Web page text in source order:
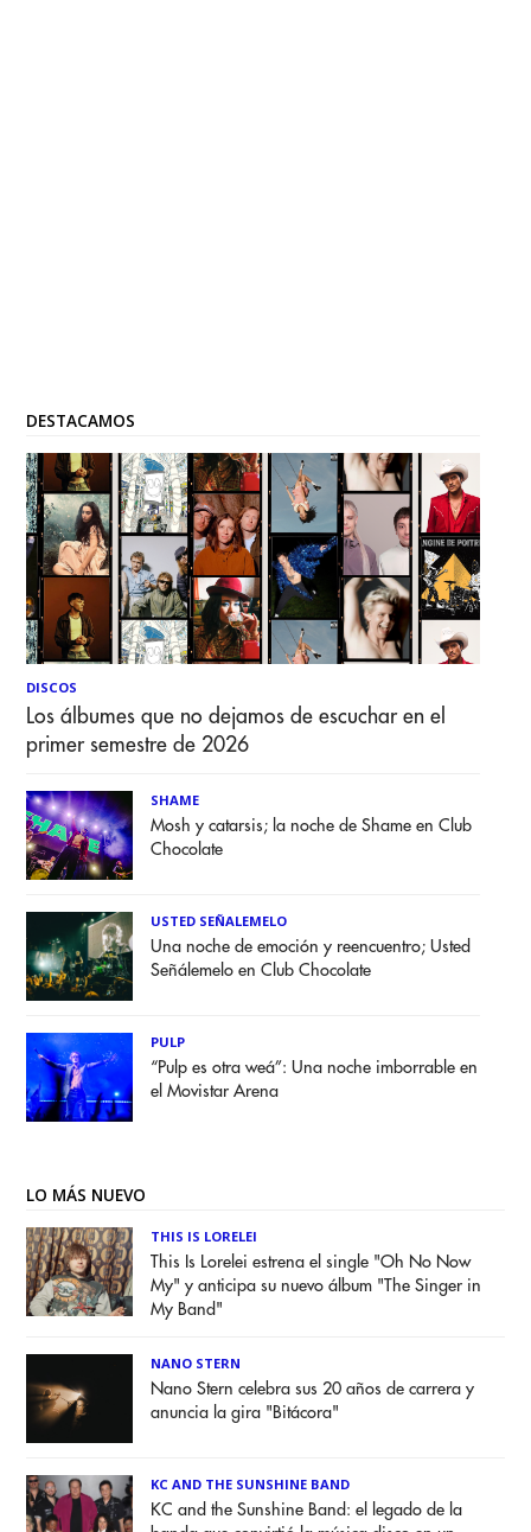
DESTACAMOS
DISCOS
Los álbumes que no dejamos de escuchar en el
primer semestre de 2026
SHAME
Mosh y catarsis; la noche de Shame en Club
Chocolate
USTED SEÑALEMELO
Una noche de emoción y reencuentro; Usted
Señálemelo en Club Chocolate
PULP
“Pulp es otra weá”: Una noche imborrable en
el Movistar Arena
LO MÁS NUEVO
THIS IS LORELEI
This Is Lorelei estrena el single "Oh No Now
My" y anticipa su nuevo álbum "The Singer in
My Band"
NANO STERN
Nano Stern celebra sus 20 años de carrera y
anuncia la gira "Bitácora"
KC AND THE SUNSHINE BAND
KC and the Sunshine Band: el legado de la